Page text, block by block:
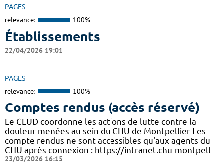
PAGES
relevance: 100%
Établissements
22/04/2026 19:01
PAGES
relevance: 100%
Comptes rendus (accès réservé)
Le CLUD coordonne les actions de lutte contre la
douleur menées au sein du CHU de Montpellier Les
compte rendus ne sont accessibles qu'aux agents du
CHU après connexion : https://intranet.chu-montpell
23/03/2026 16:15